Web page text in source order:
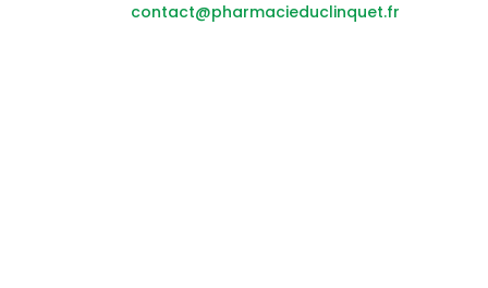
contact@pharmacieduclinquet.fr